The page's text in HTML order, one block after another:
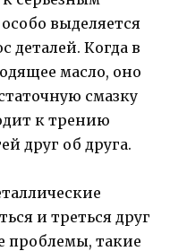
выделяется
деталей. Когда в
масло, оно
смазку
к трению
друг об друга.
и треться друг
проблемы, такие